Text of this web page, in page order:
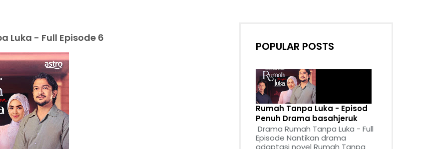
Luka - Full Episode 6
POPULAR POSTS
Rumah Tanpa Luka - Episod
Penuh Drama basahjeruk
Drama Rumah Tanpa Luka - Full
Episode Nantikan drama
adaptasi novel Rumah Tanpa